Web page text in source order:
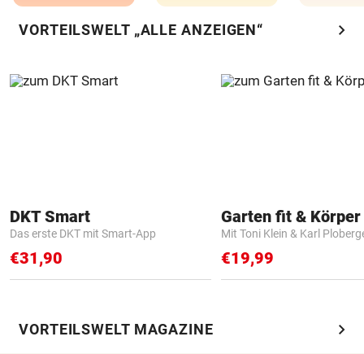
VORTEILSWELT „ALLE ANZEIGEN“ chevron_right
DKT Smart
Das erste DKT mit Smart-App
€31,90
Garten fit &
Mit Toni Klein & Karl
€19,99
VORTEILSWELT MAGAZINE chevron_right